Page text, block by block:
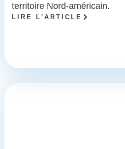
territoire Nord-américain.
LIRE L'ARTICLE